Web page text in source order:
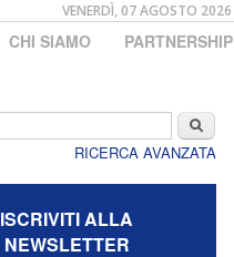
VENERDÌ, 07 AGOSTO 2026
CHI SIAMO PARTNERSHIP
Cerca
RICERCA AVANZATA
ISCRIVITI ALLA
NEWSLETTER